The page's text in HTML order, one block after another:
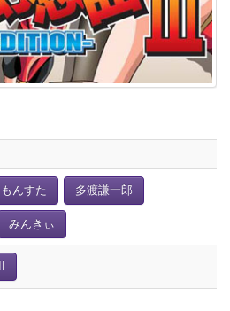
もんすた 多渡謙一郎
みんきぃ